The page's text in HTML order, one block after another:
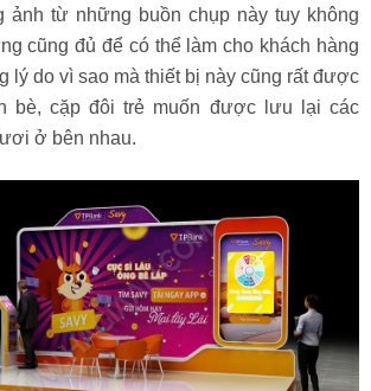
ảnh từ những buồn chụp này tuy không
cũng đủ để có thể làm cho khách hàng
lý do vì sao mà thiết bị này cũng rất được
bè, cặp đôi trẻ muốn được lưu lại các
ở bên nhau.